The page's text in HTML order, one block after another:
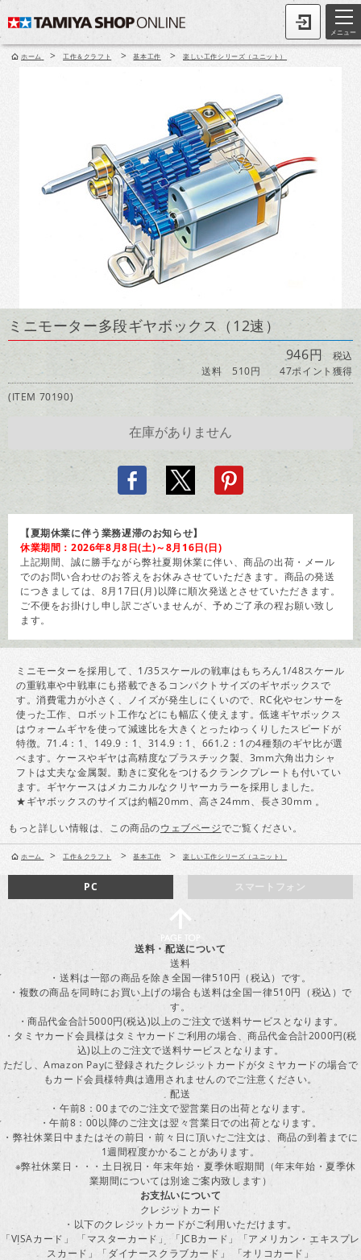
メニュー
ホーム > 工作＆クラフト > 基本工作 > 楽しい工作シリーズ（ユニット）
ミニモーター多段ギヤボックス（12速）
946円 税込
送料 510円
47ポイント獲得
(ITEM 70190)
【夏期休業に伴う業務遅滞のお知らせ】
休業期間：2026年8月8日(土)～8月16日(日)
上記期間、誠に勝手ながら弊社夏期休業に伴い、商品の出荷・メール
でのお問い合わせのお答えをお休みさせていただきます。商品の発送
につきましては、8月17日(月)以降に順次発送とさせていただきます。
ご不便をお掛けし申し訳ございませんが、予めご了承の程お願い致し
ます。
ミニモーターを採用して、1/35スケールの戦車はもちろん1/48スケール
の重戦車や中戦車にも搭載できるコンパクトサイズのギヤボックスで
す。消費電力が小さく、ノイズが発生しにくいので、RC化やセンサーを
使った工作、ロボット工作などにも幅広く使えます。低速ギヤボックス
はウォームギヤを使って減速比を大きくとったゆっくりしたスピードが
特徴。71.4：1、149.9：1、314.9：1、661.2：1の4種類のギヤ比が選
べます。ケースやギヤは高精度なプラスチック製、3mm六角出力シャ
フトは丈夫な金属製。動きに変化をつけるクランクプレートも付いてい
ます。ギヤケースはメカニカルなクリヤーカラーを採用しました。
★ギヤボックスのサイズは約幅20mm、高さ24mm、長さ30mm 。
もっと詳しい情報は、この商品のウェブページでご覧ください。
ホーム > 工作＆クラフト > 基本工作 > 楽しい工作シリーズ（ユニット）
スマートフォン
PC
送料・配送について
送料
・送料は一部の商品を除き全国一律510円（税込）です。
・複数の商品を同時にお買い上げの場合も送料は全国一律510円（税込）で
す。
・商品代金合計5000円(税込)以上のご注文で送料サービスとなります。
・タミヤカード会員様はタミヤカードご利用の場合、商品代金合計2000円(税
込)以上のご注文で送料サービスとなります。
ただし、Amazon Payに登録されたクレジットカードがタミヤカードの場合で
もカード会員様特典は適用されませんのでご注意ください。
配送
・午前8：00までのご注文で翌営業日の出荷となります。
・午前8：00以降のご注文は翌々営業日での出荷となります。
・弊社休業日中またはその前日・前々日に頂いたご注文は、商品の到着までに
1週間程度かかることがあります。
※弊社休業日・・・土日祝日・年末年始・夏季休暇期間（年末年始・夏季休
業期間については別途ご案内致します）
お支払いについて
クレジットカード
・以下のクレジットカードがご利用いただけます。
「VISAカード」 「マスターカード」 「JCBカード」「アメリカン・エキスプレ
スカード」「ダイナースクラブカード」 「オリコカード」